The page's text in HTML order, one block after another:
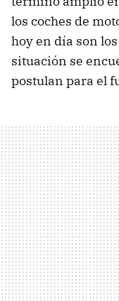
los coches de
hoy en día son
situación se
postulan para el